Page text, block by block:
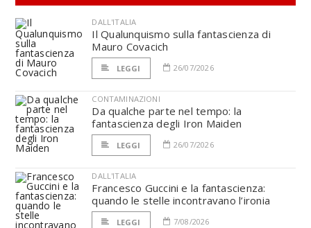
DALL'ITALIA
Il Qualunquismo sulla fantascienza di
Mauro Covacich
LEGGI 26/07/2026
CONTAMINAZIONI
Da qualche parte nel tempo: la
fantascienza degli Iron Maiden
LEGGI 26/07/2026
DALL'ITALIA
Francesco Guccini e la fantascienza:
quando le stelle incontravano l’ironia
LEGGI 7/08/2026